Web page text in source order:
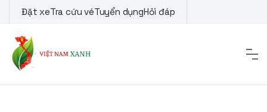
to
content
Đặt xeTra cứu véTuyển dụngHỏi đáp